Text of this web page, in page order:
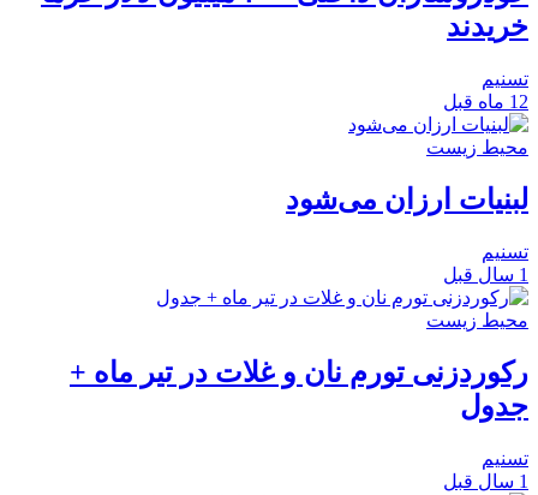
خریدند
تسنیم
12 ماه قبل
محیط زیست
لبنیات ارزان می‌شود
تسنیم
1 سال قبل
محیط زیست
رکوردزنی تورم نان و غلات در تیر ماه +
جدول
تسنیم
1 سال قبل